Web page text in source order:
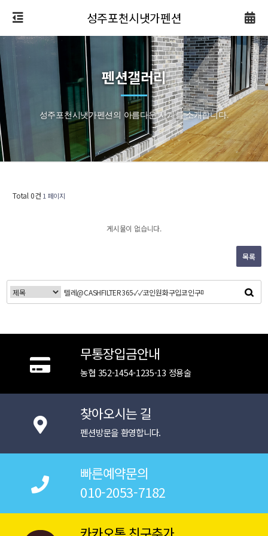
성주포천시냇가펜션
펜션갤러리
성주포천시냇가펜션의 아름다운 사계를 소개합니다.
Total 0건 1 페이지
게시물이 없습니다.
목록
무통장입금안내
농협 352-1454-1235-13 정용술
찾아오시는 길
펜션방문을 환영합니다.
빠른예약문의
010-2053-7182